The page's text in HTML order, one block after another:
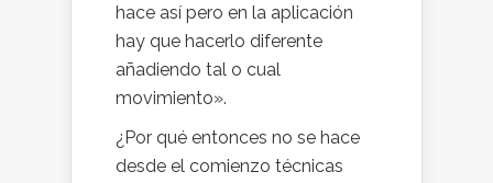
hace así pero en la aplicación
hay que hacerlo diferente
añadiendo tal o cual
movimiento».
¿Por qué entonces no se hace
desde el comienzo técnicas